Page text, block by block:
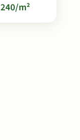
240/m²